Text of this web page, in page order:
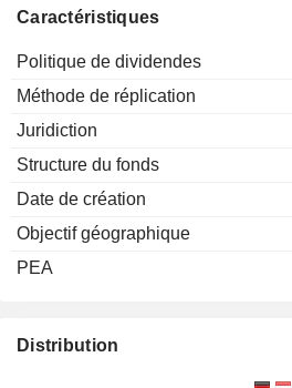
Caractéristiques
Politique de dividendes
Méthode de réplication
Juridiction
Structure du fonds
Date de création
Objectif géographique
PEA
Distribution